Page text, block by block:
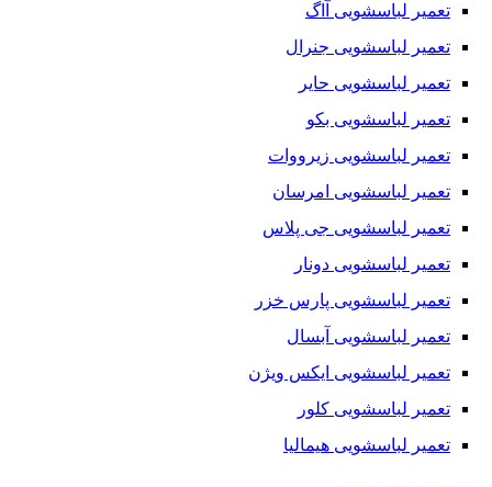
تعمیر لباسشویی آاگ
تعمیر لباسشویی جنرال
تعمیر لباسشویی حایر
تعمیر لباسشویی بکو
تعمیر لباسشویی زیرووات
تعمیر لباسشویی امرسان
تعمیر لباسشویی جی پلاس
تعمیر لباسشویی دونار
تعمیر لباسشویی پارس خزر
تعمیر لباسشویی آبسال
تعمیر لباسشویی ایکس ویژن
تعمیر لباسشویی کلور
تعمیر لباسشویی هیمالیا